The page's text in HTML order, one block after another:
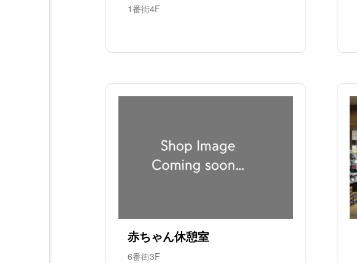
1番街4F
赤ちゃん休憩室
6番街3F